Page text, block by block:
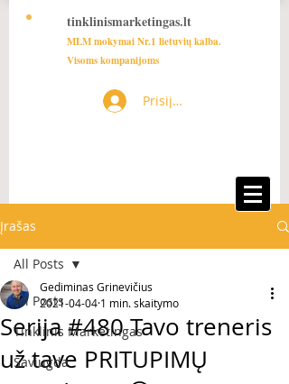
tinklinismarketingas.lt
MLM mokymai Nr.1 lietuvių kalba.
Visoms kompanijoms
Prisijungti
Įrašas
All Posts
Tinklinis Marketingas
Saviugda
All Posts
Serija #480 Tavo treneris
už tave PRITUPIMŲ
Gediminas Grinevičius
2021-04-04 1 min. skaitymo